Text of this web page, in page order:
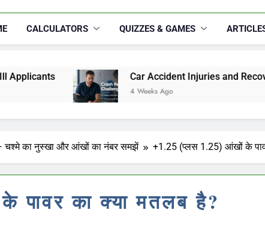
CALCULATORS QUIZZES & GAMES
Car Accident Injuries and Recovery
4 Weeks Ago
चश्मे का नुस्खा और आंखों का नंबर समझें +1.25 (प्लस 1.25) आंखों के
का क्या मतलब है?